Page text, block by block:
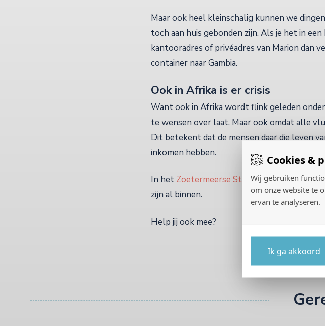
Cookies &
Wij gebruiken
om onze website te
ervan te analyseren.
Ik ga akkoord
Maar ook heel kleinschalig kunnen we
toch aan huis gebonden zijn. Als je het in
kantooradres of privéadres van Marion dan
container naar Gambia.
Ook in Afrika is er crisis
Want ook in Afrika wordt flink geleden
te wensen over laat. Maar ook omdat alle
Dit betekent dat de mensen daar die leven
inkomen hebben.
In het Zoetermeerse Streekbladheeft deze
zijn al binnen.
Help jij ook mee?